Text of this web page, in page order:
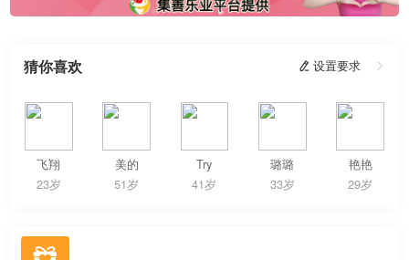
猜你喜欢  设置要求 
飞翔
23岁
美的
51岁
Try
41岁
璐璐
33岁
艳艳
29岁